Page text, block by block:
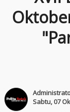
Sabtu, 07